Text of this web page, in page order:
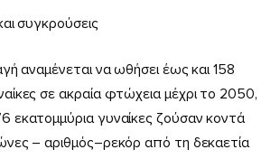
συγκρούσεις
αναμένεται να ωθήσει έως και 158
σε ακραία φτώχεια μέχρι το 2050,
γυναίκες ζούσαν κοντά
– αριθμός–ρεκόρ από τη δεκαετία